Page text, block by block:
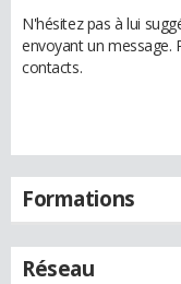
N'hésitez pas à lui
envoyant un message.
contacts.
Formations
Réseau